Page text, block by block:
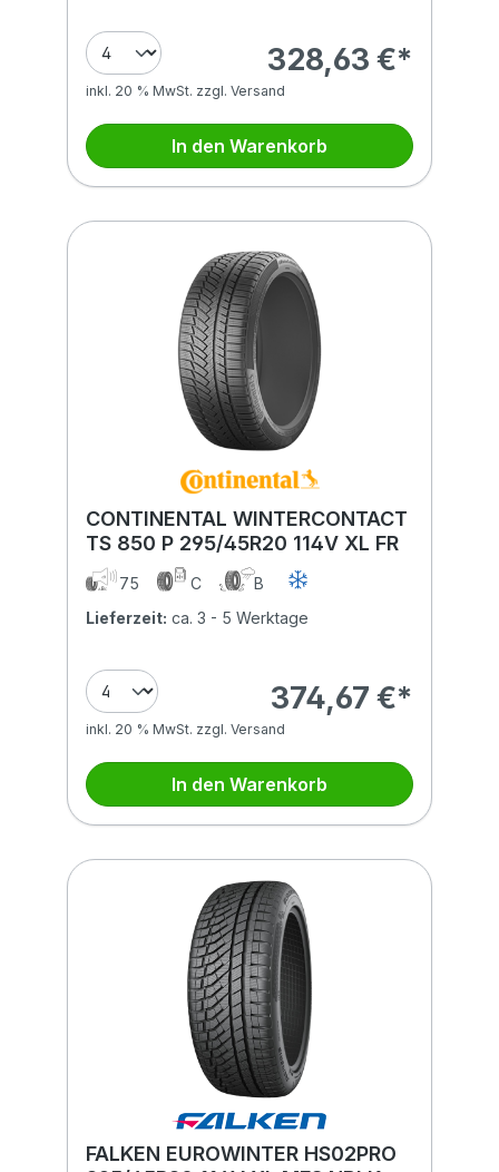
328,63 €*
inkl. 20 % MwSt. zzgl. Versand
In den Warenkorb
CONTINENTAL WINTERCONTACT
TS 850 P 295/45R20 114V XL FR
75 C
B
Lieferzeit: ca. 3 - 5 Werktage
374,67 €*
inkl. 20 % MwSt. zzgl. Versand
In den Warenkorb
FALKEN EUROWINTER HS02PRO